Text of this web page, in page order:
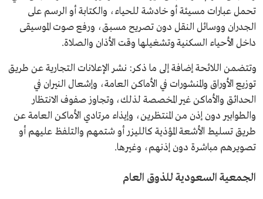
تحمل عبارات مسيئة أو خادشة للحياء، والكتابة أو الرسم على
الجدران ووسائل النقل دون تصريح مسبق، ورفع صوت الموسيقى
داخل الأحياء السكنية وتشغيلها وقت الأذان والصلاة.
وتتضمن اللائحة إضافة إلى ما ذكر: نشر الإعلانات التجارية عن طريق
توزيع الأوراق والمنشورات في الأماكن العامة، وإشعال النيران في
الحدائق والأماكن غير المخصصة لذلك، وتجاوز صفوف الانتظار
والطوابير دون إذن من المنتظرين، وإيذاء مرتادي الأماكن العامة عن
طريق تسليط الأشعة المؤذية كالليزر أو شتمهم والتلفظ عليهم أو
تصويرهم مباشرة دون إذنهم، وغيرها.
الجمعية السعودية للذوق العام